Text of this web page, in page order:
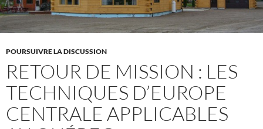
POURSUIVRE LA DISCUSSION
RETOUR DE MISSION : LES
TECHNIQUES D’EUROPE
CENTRALE APPLICABLES